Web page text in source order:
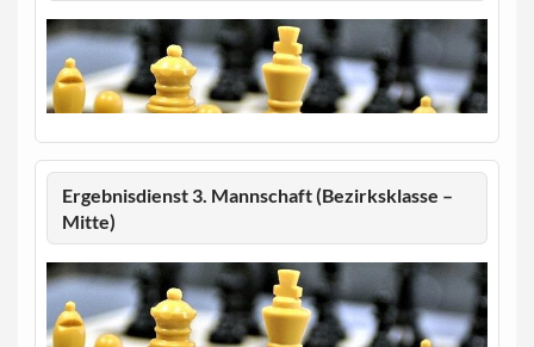
Ergebnisdienst 3. Mannschaft (Bezirksklasse –
Mitte)